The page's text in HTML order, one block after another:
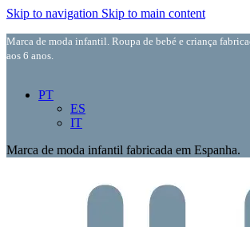
Skip to navigation Skip to main content
Marca de moda infantil. Roupa de bebé e criança
aos 6 anos.
PT
ES
IT
Marca de moda infantil fabricada em Espanha.